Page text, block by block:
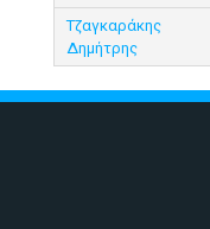
Τζαγκαράκης
Δημήτρης